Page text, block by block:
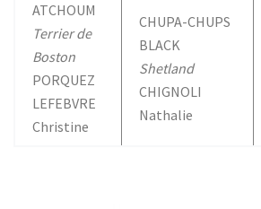
ATCHOUM
Terrier de
Boston
PORQUEZ
LEFEBVRE
Christine
CHUPA-CHUPS
BLACK
Shetland
CHIGNOLI
Nathalie